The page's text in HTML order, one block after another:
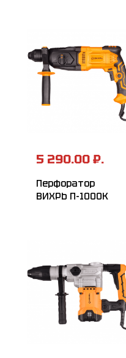
5 290.00 ₽.
Перфоратор
ВИХРЬ П-1000К